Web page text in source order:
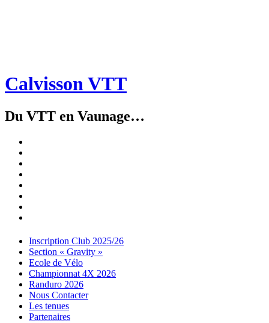
Calvisson VTT
Du VTT en Vaunage…
Menu
Widgets
Recherche
Aller
contenu
Inscription Club 2025/26
Section « Gravity »
Ecole de Vélo
Championnat 4X 2026
Randuro 2026
Nous Contacter
Les tenues
Partenaires